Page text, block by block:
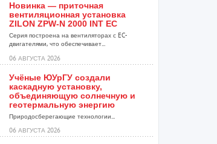
Новинка — приточная
вентиляционная установка
ZILON ZPW-N 2000 INT EC
Серия построена на вентиляторах с EC-
двигателями, что обеспечивает...
06 АВГУСТА 2026
Учёные ЮУрГУ создали
каскадную установку,
объединяющую солнечную и
геотермальную энергию
Природосберегающие технологии...
06 АВГУСТА 2026